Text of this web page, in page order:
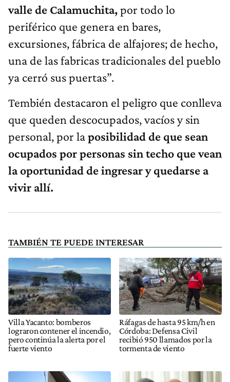
valle de Calamuchita,por todo lo
periférico que genera en bares,
excursiones, fábrica de alfajores; de hecho,
una de las fabricas tradicionales del pueblo
ya cerró sus puertas”.
Tembién destacaron el peligro que conlleva
que queden descocupados, vacíos y sin
personal, por laposibilidad de que sean
ocupados por personas sin techo que vean
la oportunidad de ingresar y quedarse a
vivir allí.
TAMBIÉN TE PUEDE INTERESAR
Villa Yacanto: bomberos
lograron contener el incendio,
pero continúa la alerta por el
fuerte viento
Ráfagas de hasta 95 km/h en
Córdoba: Defensa Civil
recibió 950 llamados por la
tormenta de viento